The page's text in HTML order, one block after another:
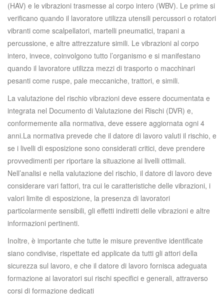
(HAV) e le vibrazioni trasmesse al corpo intero (WBV). Le prime si
verificano quando il lavoratore utilizza utensili percussori o rotatori
vibranti come scalpellatori, martelli pneumatici, trapani a
percussione, e altre attrezzature simili. Le vibrazioni al corpo
intero, invece, coinvolgono tutto l’organismo e si manifestano
quando il lavoratore utilizza mezzi di trasporto o macchinari
pesanti come ruspe, pale meccaniche, trattori, e simili.
La valutazione del rischio vibrazioni deve essere documentata e
integrata nel Documento di Valutazione dei Rischi (DVR) e,
conformemente alla normativa, deve essere aggiornata ogni 4
anni.La normativa prevede che il datore di lavoro valuti il rischio, e
se i livelli di esposizione sono considerati critici, deve prendere
provvedimenti per riportare la situazione ai livelli ottimali.
Nell’analisi e nella valutazione del rischio, il datore di lavoro deve
considerare vari fattori, tra cui le caratteristiche delle vibrazioni, i
valori limite di esposizione, la presenza di lavoratori
particolarmente sensibili, gli effetti indiretti delle vibrazioni e altre
informazioni pertinenti.
Inoltre, è importante che tutte le misure preventive identificate
siano condivise, rispettate ed applicate da tutti gli attori della
sicurezza sul lavoro, e che il datore di lavoro fornisca adeguata
formazione ai lavoratori sui rischi specifici e generali, attraverso
corsi di formazione dedicati